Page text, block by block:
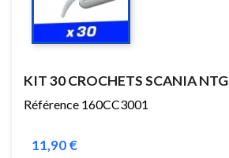
KIT 30 CROCHETS SCANIA NTG
Référence 160CC3001
11,90 €